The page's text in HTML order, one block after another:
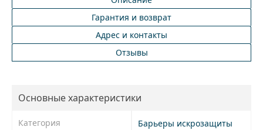
Гарантия и возврат
Адрес и контакты
Отзывы
Основные характеристики
Категория Барьеры искрозащиты